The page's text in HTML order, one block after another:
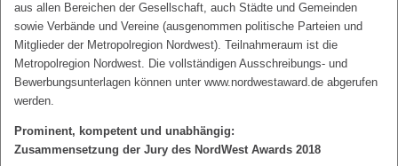
aus allen Bereichen der Gesellschaft, auch Städte und Gemeinden
sowie Verbände und Vereine (ausgenommen politische Parteien und
Mitglieder der Metropolregion Nordwest). Teilnahmeraum ist die
Metropolregion Nordwest. Die vollständigen Ausschreibungs- und
Bewerbungsunterlagen können unter www.nordwestaward.de abgerufen
werden.
Prominent, kompetent und unabhängig:
Zusammensetzung der Jury des NordWest Awards 2018